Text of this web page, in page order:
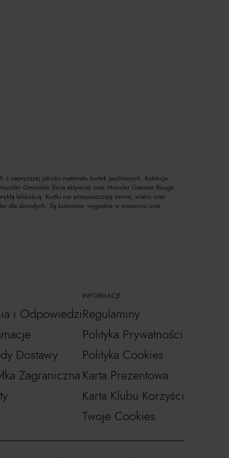
najwyższej jakości materiału kurtek puchowych. Kolekcje
Grenoble (linia aktywna) oraz Moncler Gamme Rouge
lekkością. Kurtki nie przepuszczają zimna, wiatru oraz
dla dorosłych. Są kolorowe, wygodne w noszeniu oraz
i Odpowiedzi
Dostawy
Zagraniczna
INFORMACJE
Regulaminy
Polityka Prywatności
Polityka Cookies
Karta Prezentowa
Karta Klubu Korzyści
Twoje Cookies